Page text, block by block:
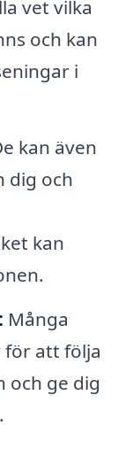
vet vilka
och kan
i
kan även
dig och
kan
Många
att följa
och ge dig